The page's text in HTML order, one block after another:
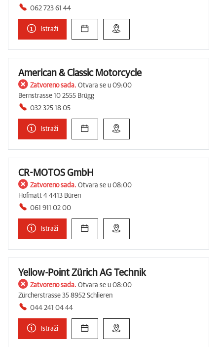
062 723 61 44
Istraži
American & Classic Motorcycle
Zatvoreno sada. Otvara se u 09:00
Bernstrasse 10 2555 Brügg
032 325 18 05
Istraži
CR-MOTOS GmbH
Zatvoreno sada. Otvara se u 08:00
Hofmatt 4 4413 Büren
061 911 02 00
Istraži
Yellow-Point Zürich AG Technik
Zatvoreno sada. Otvara se u 08:00
Zürcherstrasse 35 8952 Schlieren
044 241 04 44
Istraži